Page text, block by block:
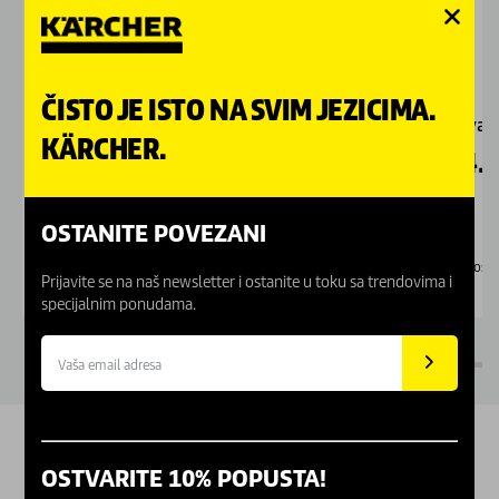
Mokro/suva mlaznica za pod
4.799,00RSD
ČISTO JE ISTO NA SVIM JEZICIMA.
KÄRCHER.
OSTANITE POVEZANI
Prijavite se na naš newsletter i ostanite u toku sa trendovima i
specijalnim ponudama.
OSTVARITE 10% POPUSTA!